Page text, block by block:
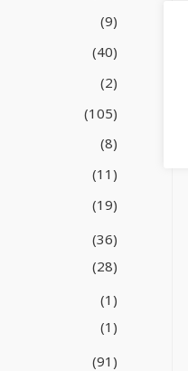
(9)
(40)
(2)
(105)
(8)
(11)
(19)
(36)
(28)
(1)
(1)
(91)